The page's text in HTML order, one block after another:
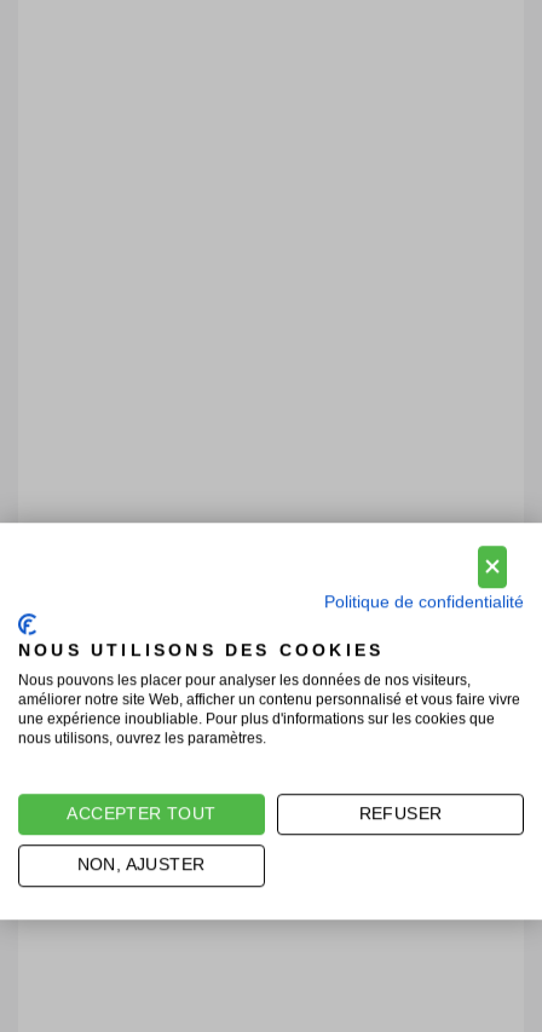
Politique de confidentialité
NOUS UTILISONS DES COOKIES
Nous pouvons les placer pour analyser les données de nos visiteurs,
améliorer notre site Web, afficher un contenu personnalisé et vous faire vivre
une expérience inoubliable. Pour plus d'informations sur les cookies que
nous utilisons, ouvrez les paramètres.
ACCEPTER TOUT REFUSER
NON, AJUSTER